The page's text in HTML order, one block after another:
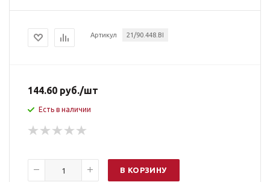
Артикул 21/90.448.BI
144.60 руб./шт
Есть в наличии
В КОРЗИНУ